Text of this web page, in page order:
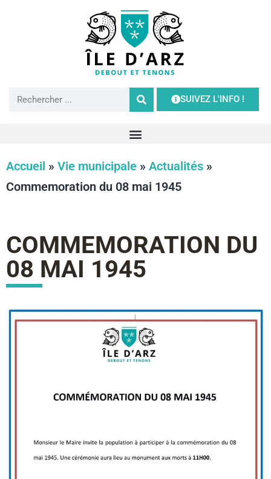
SUIVEZ L'INFO !
Accueil » Vie municipale » Actualités »
Commemoration du 08 mai 1945
COMMEMORATION DU
08 MAI 1945